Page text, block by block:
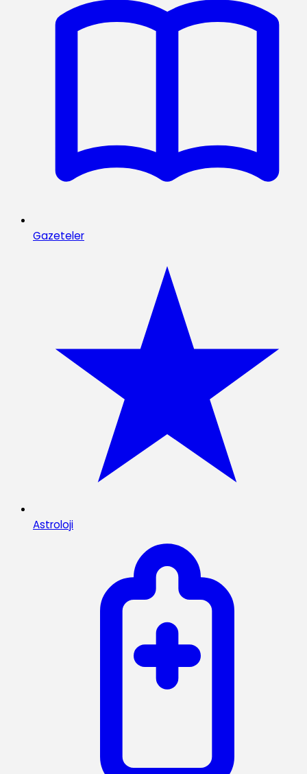
Gazeteler
Astroloji